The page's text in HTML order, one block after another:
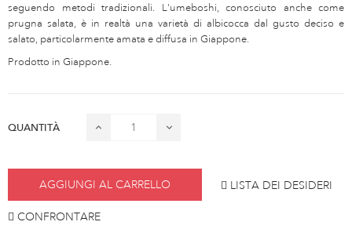
seguendo metodi tradizionali. L'umeboshi, conosciuto anche come
prugna salata, è in realtà una varietà di albicocca dal gusto deciso e
salato, particolarmente amata e diffusa in Giappone.
Prodotto in Giappone.
QUANTITÀ
AGGIUNGI AL CARRELLO LISTA DEI DESIDERI
CONFRONTARE